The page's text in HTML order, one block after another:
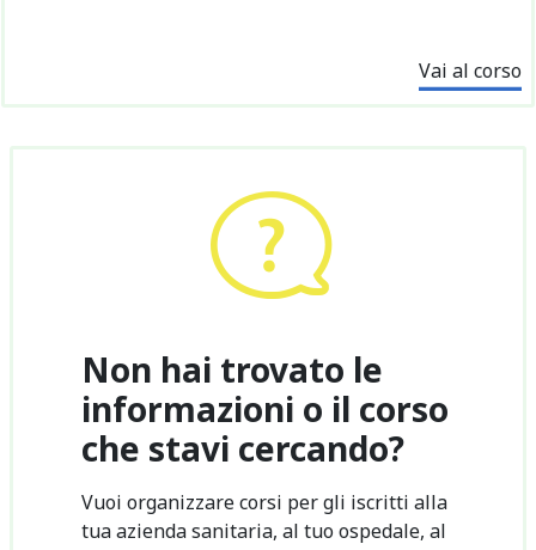
Vai al corso
Non hai trovato le
informazioni o il corso
che stavi cercando?
Vuoi organizzare corsi per gli iscritti alla
tua azienda sanitaria, al tuo ospedale, al